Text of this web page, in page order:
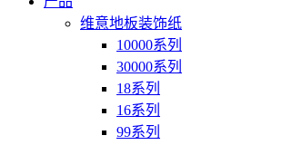
维意地板装饰纸
10000系列
30000系列
18系列
16系列
99系列